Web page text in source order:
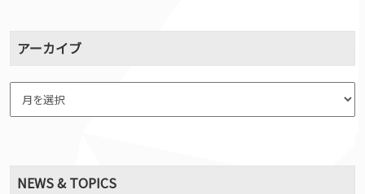
アーカイブ
NEWS & TOPICS